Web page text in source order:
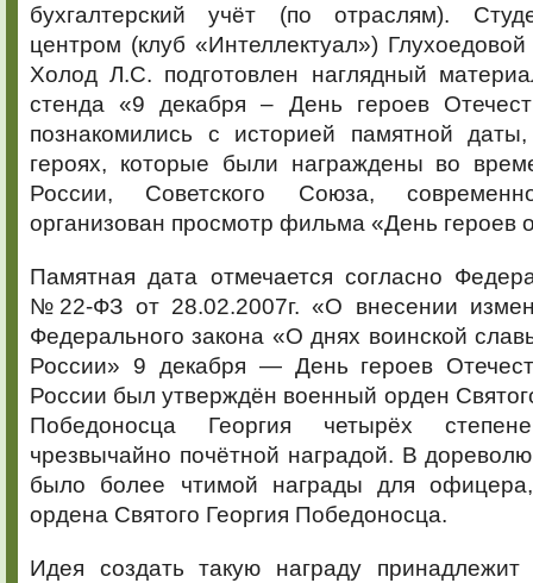
бухгалтерский учёт (по отраслям).
центром (клуб «Интеллектуал»)
Холод Л.С. подготовлен наглядный
стенда «9 декабря – День героев
познакомились с историей памятной
героях, которые были награждены во
России, Советского Союза,
организован просмотр фильма «День героев
Памятная дата отмечается согласно
№22-ФЗ от 28.02.2007г. «О внесении
Федерального закона «О днях воинской
России» 9 декабря — День героев
России был утверждён военный орден
Победоносца Георгия четырёх
чрезвычайно почётной наградой. В
было более чтимой награды для
ордена Святого Георгия Победоносца.
Идея создать такую награду